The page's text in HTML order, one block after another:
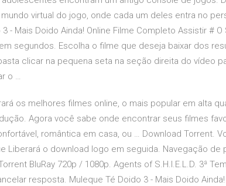
virtual do jogo, onde cada um deles entra no
- Mais Doido Ainda! Online Filme Completo Assistir #
segundos. Escolha o filme que deseja baixar dos
clicar na pequena seta na seção direita do vídeo
o …
os melhores filmes online, o mais popular em alta
Agora você sabe onde encontrar seus filmes
romântica em casa, ou … Download Torrent.
Liberará o download logo em seguida. Navegação de
BluRay 720p / 1080p. Agents of S.H.I.E.L.D. 3ª
resposta. Muleque Té Doido 3 - Mais Doido